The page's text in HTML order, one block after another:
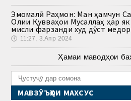
Эмомалӣ Раҳмон: Ман ҳамчун
Олии Қувваҳои Мусаллаҳ ҳар
мисли фарзанди худ дӯст
🕔 11:27, 3.Апр 2024
Ҳамаи маводҳои
МАВЗӮЪҲОИ МАХСУС